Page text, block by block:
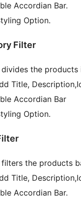
Accordian Bar.
Option.
Filter
the products
Title,
Accordian Bar
Option.
the products
Title,
Accordian Bar.